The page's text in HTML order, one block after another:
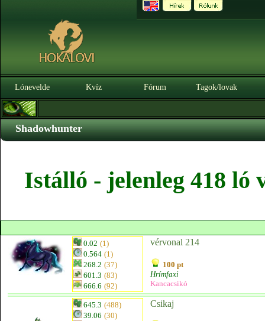
Lónevelde Kvíz Fórum Tagok/lovak
Shadowhunter
Istálló - jelenleg 418 ló
0.02 (1)
0.564 (1)
268.2 (37)
601.3 (83)
666.6 (92)
vérvonal 214
100 pt
Hrímfaxi
Kancacsikó
645.3 (488)
39.06 (30)
Csikaj